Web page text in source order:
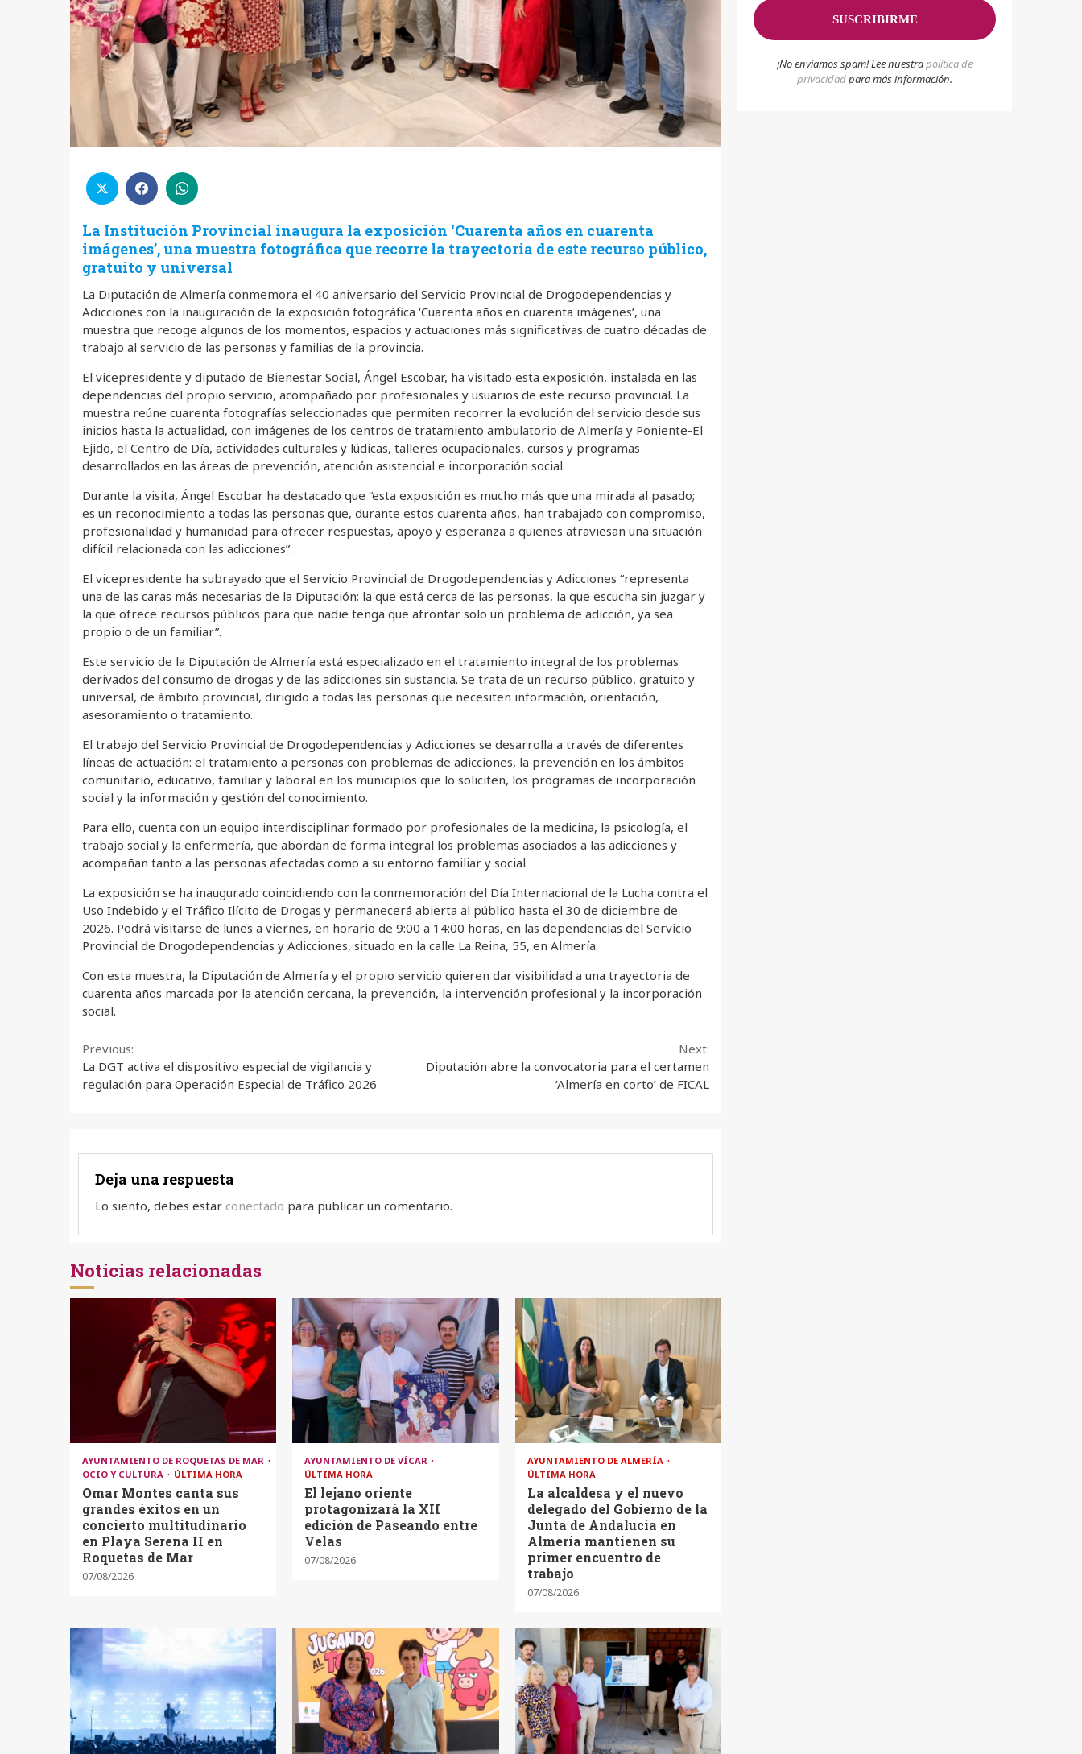
La Institución Provincial inaugura la exposición ‘Cuarenta años en cuarenta
imágenes’, una muestra fotográfica que recorre la trayectoria de este recurso público,
gratuito y universal
La Diputación de Almería conmemora el 40 aniversario del Servicio Provincial de Drogodependencias y
Adicciones con la inauguración de la exposición fotográfica ‘Cuarenta años en cuarenta imágenes’, una
muestra que recoge algunos de los momentos, espacios y actuaciones más significativas de cuatro décadas de
trabajo al servicio de las personas y familias de la provincia.
El vicepresidente y diputado de Bienestar Social, Ángel Escobar, ha visitado esta exposición, instalada en las
dependencias del propio servicio, acompañado por profesionales y usuarios de este recurso provincial. La
muestra reúne cuarenta fotografías seleccionadas que permiten recorrer la evolución del servicio desde sus
inicios hasta la actualidad, con imágenes de los centros de tratamiento ambulatorio de Almería y Poniente-El
Ejido, el Centro de Día, actividades culturales y lúdicas, talleres ocupacionales, cursos y programas
desarrollados en las áreas de prevención, atención asistencial e incorporación social.
Durante la visita, Ángel Escobar ha destacado que “esta exposición es mucho más que una mirada al pasado;
es un reconocimiento a todas las personas que, durante estos cuarenta años, han trabajado con compromiso,
profesionalidad y humanidad para ofrecer respuestas, apoyo y esperanza a quienes atraviesan una situación
difícil relacionada con las adicciones”.
El vicepresidente ha subrayado que el Servicio Provincial de Drogodependencias y Adicciones “representa
una de las caras más necesarias de la Diputación: la que está cerca de las personas, la que escucha sin juzgar y
la que ofrece recursos públicos para que nadie tenga que afrontar solo un problema de adicción, ya sea
propio o de un familiar”.
Este servicio de la Diputación de Almería está especializado en el tratamiento integral de los problemas
derivados del consumo de drogas y de las adicciones sin sustancia. Se trata de un recurso público, gratuito y
universal, de ámbito provincial, dirigido a todas las personas que necesiten información, orientación,
asesoramiento o tratamiento.
El trabajo del Servicio Provincial de Drogodependencias y Adicciones se desarrolla a través de diferentes
líneas de actuación: el tratamiento a personas con problemas de adicciones, la prevención en los ámbitos
comunitario, educativo, familiar y laboral en los municipios que lo soliciten, los programas de incorporación
social y la información y gestión del conocimiento.
Para ello, cuenta con un equipo interdisciplinar formado por profesionales de la medicina, la psicología, el
trabajo social y la enfermería, que abordan de forma integral los problemas asociados a las adicciones y
acompañan tanto a las personas afectadas como a su entorno familiar y social.
La exposición se ha inaugurado coincidiendo con la conmemoración del Día Internacional de la Lucha contra el
Uso Indebido y el Tráfico Ilícito de Drogas y permanecerá abierta al público hasta el 30 de diciembre de
2026. Podrá visitarse de lunes a viernes, en horario de 9:00 a 14:00 horas, en las dependencias del Servicio
Provincial de Drogodependencias y Adicciones, situado en la calle La Reina, 55, en Almería.
Con esta muestra, la Diputación de Almería y el propio servicio quieren dar visibilidad a una trayectoria de
cuarenta años marcada por la atención cercana, la prevención, la intervención profesional y la incorporación
social.
Continue
Reading
Previous:
La DGT activa el dispositivo especial de vigilancia y
regulación para Operación Especial de Tráfico 2026
Next:
Diputación abre la convocatoria para el certamen
‘Almería en corto’ de FICAL
Deja una respuesta
Lo siento, debes estar conectado para publicar un comentario.
Noticias relacionadas
AYUNTAMIENTO DE ROQUETAS DE MAR
OCIO Y CULTURA
ÚLTIMA HORA
Omar Montes canta sus
grandes éxitos en un
concierto multitudinario
en Playa Serena II en
Roquetas de Mar
07/08/2026
AYUNTAMIENTO DE VÍCAR
ÚLTIMA HORA
El lejano oriente
protagonizará la XII
edición de Paseando entre
Velas
07/08/2026
AYUNTAMIENTO DE ALMERÍA
ÚLTIMA HORA
La alcaldesa y el nuevo
delegado del Gobierno de la
Junta de Andalucía en
Almería mantienen su
primer encuentro de
trabajo
07/08/2026
¡No enviamos spam! Lee nuestrapolítica de
privacidadpara más información.